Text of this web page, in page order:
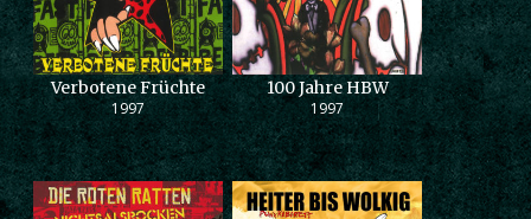
Verbotene Früchte
1997
100 Jahre HBW
1997